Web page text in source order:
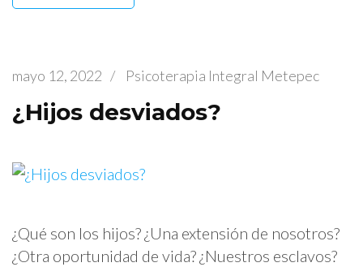
mayo 12, 2022 / Psicoterapia Integral Metepec
¿Hijos desviados?
¿Qué son los hijos? ¿Una extensión de nosotros?
¿Otra oportunidad de vida? ¿Nuestros esclavos?